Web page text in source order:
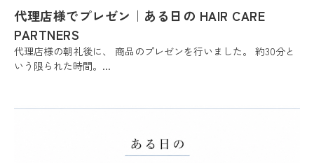
代理店様でプレゼン｜ある日の HAIR CARE
PARTNERS
代理店様の朝礼後に、 商品のプレゼンを行いました。 約30分と
いう限られた時間。...